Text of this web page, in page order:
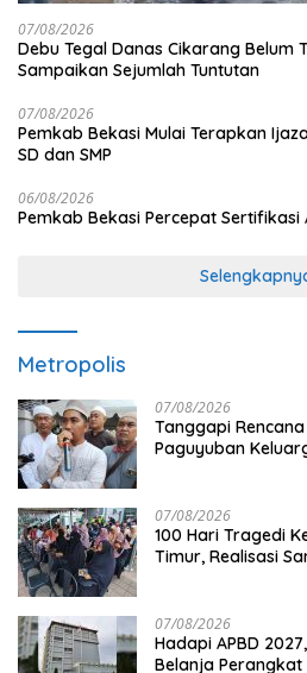
07/08/2026
Debu Tegal Danas Cikarang Belum
Sampaikan Sejumlah Tuntutan
07/08/2026
Pemkab Bekasi Mulai Terapkan
SD dan SMP
06/08/2026
Pemkab Bekasi Percepat Sertifikasi
Metropolis
07/08/2026
Tanggapi
Paguyuban
07/08/2026
100 Hari Tragedi
Timur, Realisasi
07/08/2026
Hadapi APBD
Belanja Perangkat